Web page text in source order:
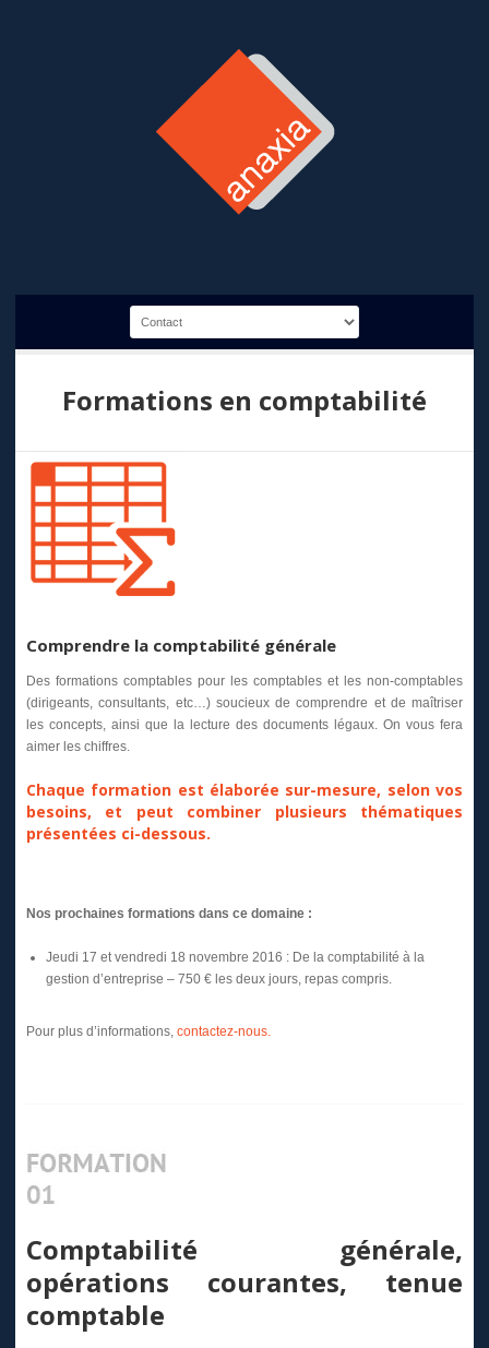
Formations en comptabilité
Comprendre la comptabilité générale
Des formations comptables pour les comptables et les non-comptables
(dirigeants, consultants, etc…) soucieux de comprendre et de maîtriser
les concepts, ainsi que la lecture des documents légaux. On vous fera
aimer les chiffres.
Chaque formation est élaborée sur-mesure, selon vos
besoins, et peut combiner plusieurs thématiques
présentées ci-dessous.
Nos prochaines formations dans ce domaine :
Jeudi 17 et vendredi 18 novembre 2016 : De la comptabilité à la
gestion d’entreprise – 750 € les deux jours, repas compris.
Pour plus d’informations, contactez-nous.
Comptabilité générale,
opérations courantes, tenue
comptable